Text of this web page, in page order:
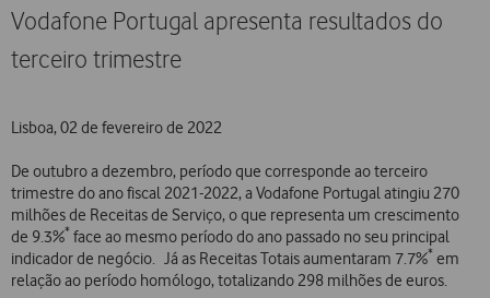
Vodafone Portugal apresenta resultados do
terceiro trimestre
Lisboa, 02 de fevereiro de 2022
De outubro a dezembro, período que corresponde ao terceiro
trimestre do ano fiscal 2021-2022, a Vodafone Portugal atingiu 270
milhões de Receitas de Serviço, o que representa um crescimento
de 9.3%* face ao mesmo período do ano passado no seu principal
indicador de negócio. Já as Receitas Totais aumentaram 7.7%* em
relação ao período homólogo, totalizando 298 milhões de euros.